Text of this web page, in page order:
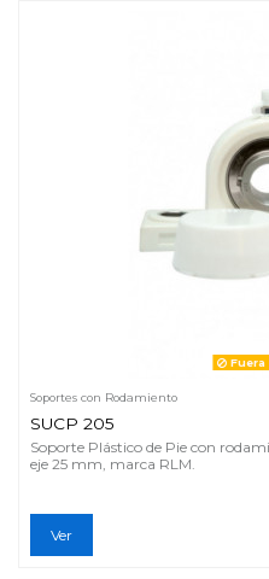
Soportes con Rodamiento
SUCP 205
Soporte Plástico de Pie con
eje 25 mm, marca RLM.
Ver